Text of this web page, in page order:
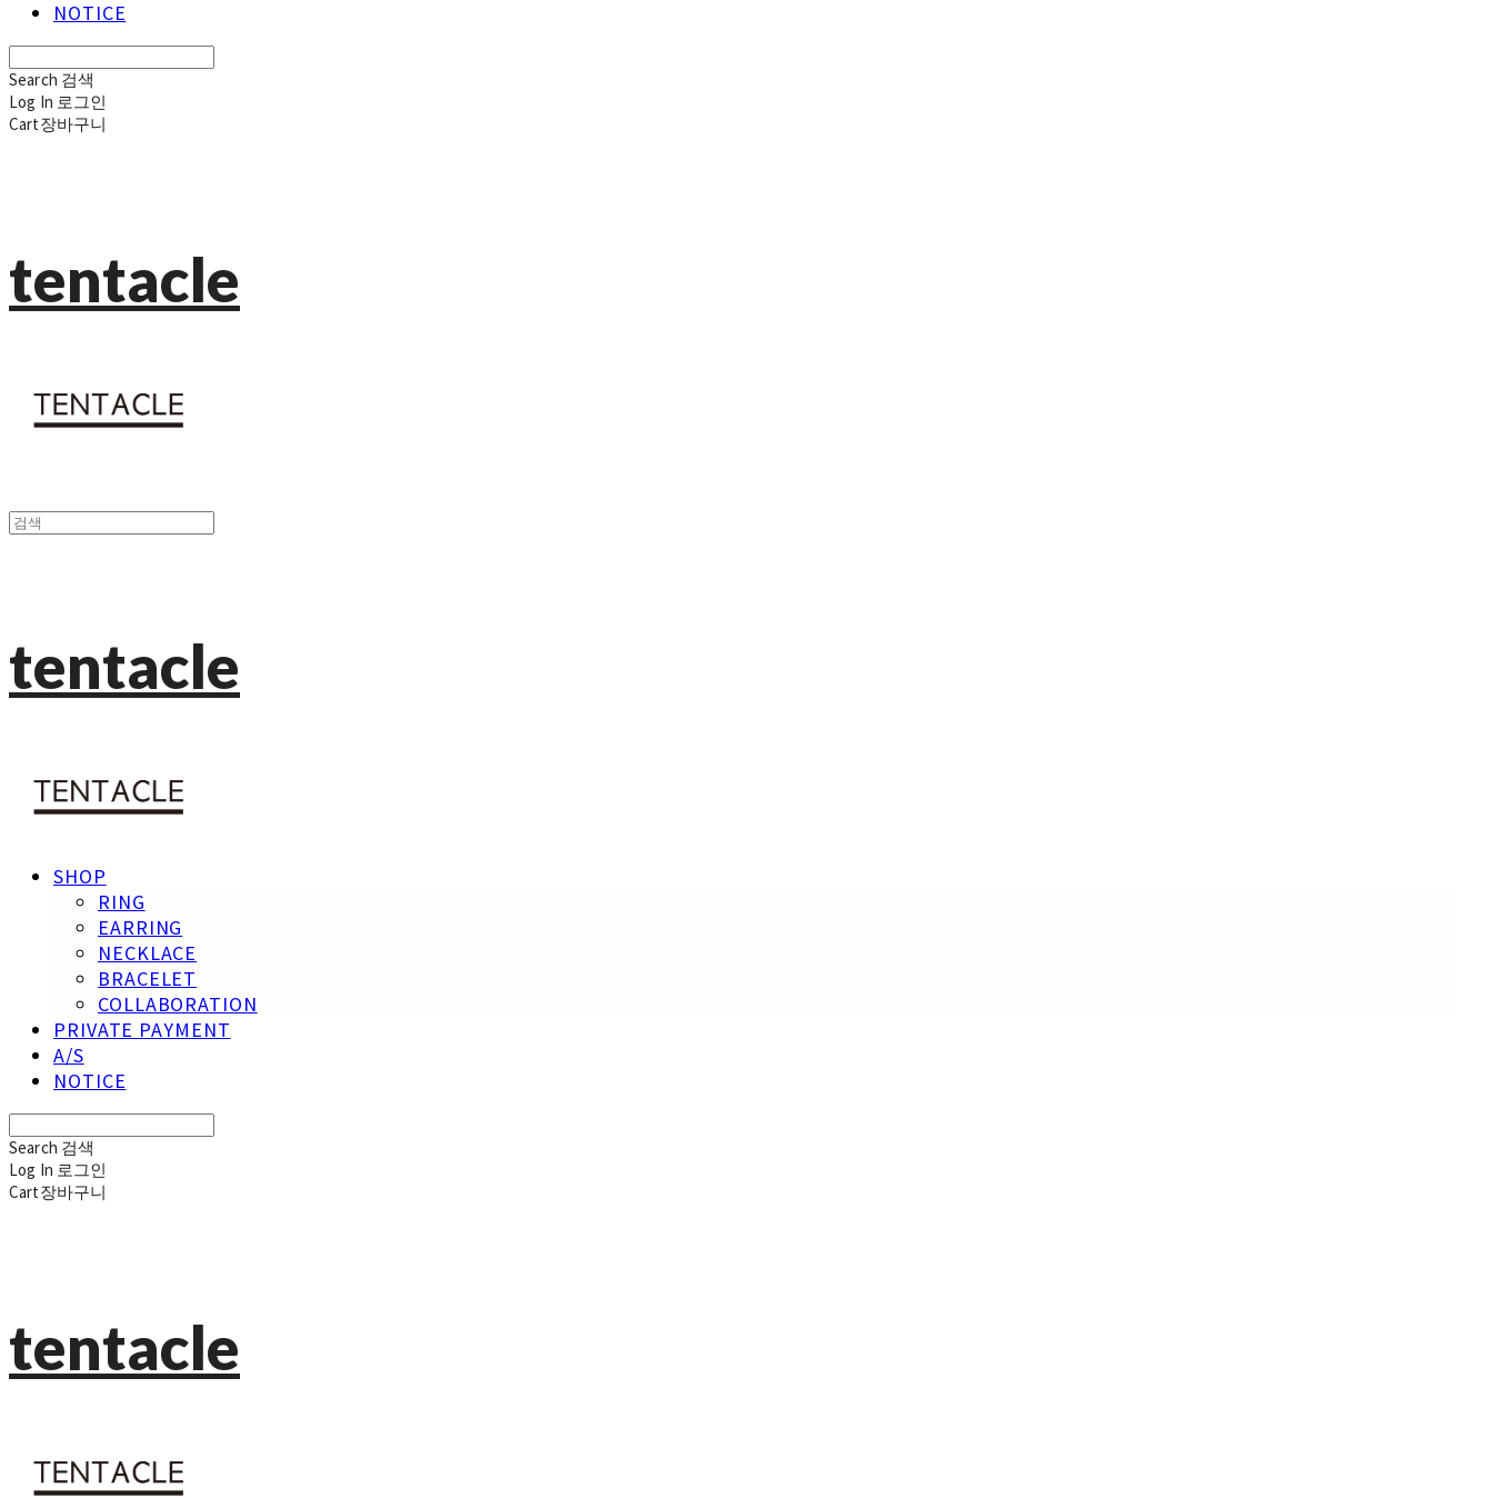
NOTICE
Search 검색
Log In 로그인
Cart장바구니
tentacle
tentacle
SHOP
RING
EARRING
NECKLACE
BRACELET
COLLABORATION
PRIVATE PAYMENT
A/S
NOTICE
Search 검색
Log In 로그인
Cart장바구니
tentacle